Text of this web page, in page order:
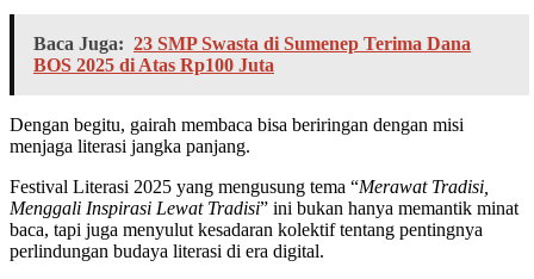
Baca Juga: 23 SMP Swasta di Sumenep Terima Dana
BOS 2025 di Atas Rp100 Juta
Dengan begitu, gairah membaca bisa beriringan dengan misi
menjaga literasi jangka panjang.
Festival Literasi 2025 yang mengusung tema “Merawat Tradisi,
Menggali Inspirasi Lewat Tradisi” ini bukan hanya memantik minat
baca, tapi juga menyulut kesadaran kolektif tentang pentingnya
perlindungan budaya literasi di era digital.